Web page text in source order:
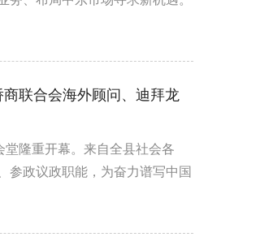
联合会海外顾问、迪拜龙
隆重开幕。来自全县社会各
参政议政职能，为奋力谱写中国